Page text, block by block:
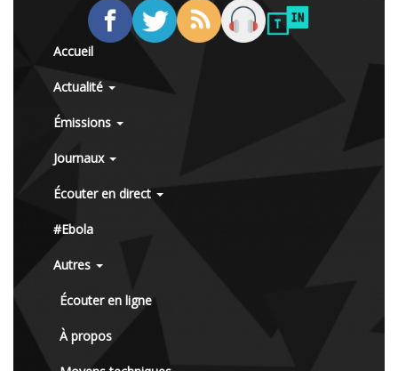
Accueil
Actualité
Émissions
Journaux
Écouter en direct
#Ebola
Autres
Écouter en ligne
À propos